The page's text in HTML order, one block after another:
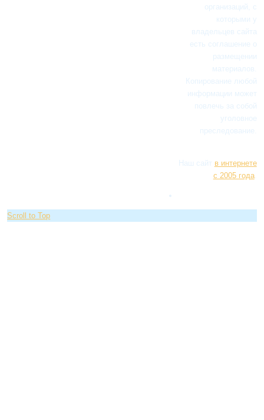
организаций, с
которыми у
владельцев сайта
есть соглашение о
размещении
материалов.
Копирование любой
информации может
повлечь за собой
уголовное
преследование.
Наш сайт в интернете
с 2005 года.
Scroll to Top